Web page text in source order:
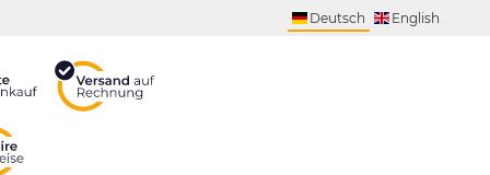
Deutsch English